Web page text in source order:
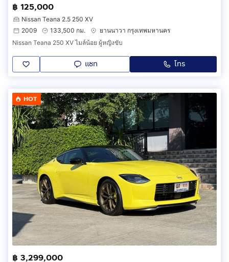
฿ 125,000
Nissan Teana 2.5 250 XV
2009
133,500 กม.
ยานนาวา กรุงเทพมหานคร
Nissan Teana 250 XV ไมล์น้อย ผู้หญิงขับ
แชท โทร
HOT
฿ 3,299,000